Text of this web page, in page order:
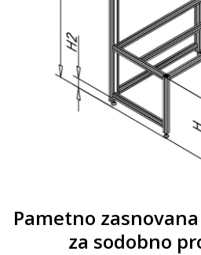
Pametno
za sodobno